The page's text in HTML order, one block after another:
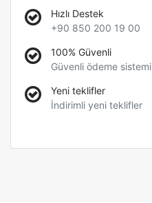
Hızlı Destek
+90 850 200 19 00
100% Güvenli
Güvenli ödeme sistemi
Yeni teklifler
İndirimli yeni teklifler